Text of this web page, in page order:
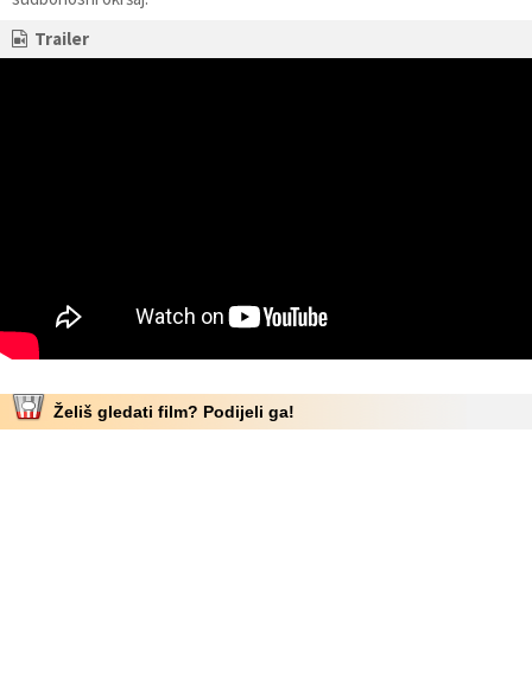
Trailer
Želiš gledati film? Podijeli ga!